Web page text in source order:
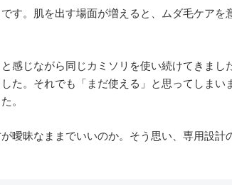
す。肌を出す場面が増えると、ムダ毛ケアを
感じながら同じカミソリを使い続けてきまし
た。それでも「まだ使える」と思ってしまい
。
曖昧なままでいいのか。そう思い、専用設計